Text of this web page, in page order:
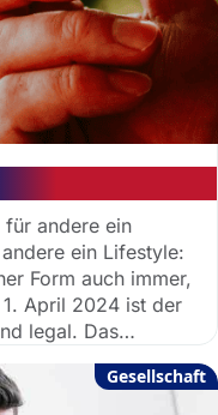
für andere ein
ein Lifestyle:
Form auch immer,
April 2024 ist der
legal. Das
die Rauchschwaden
erlaubt ist.Gesellschaft